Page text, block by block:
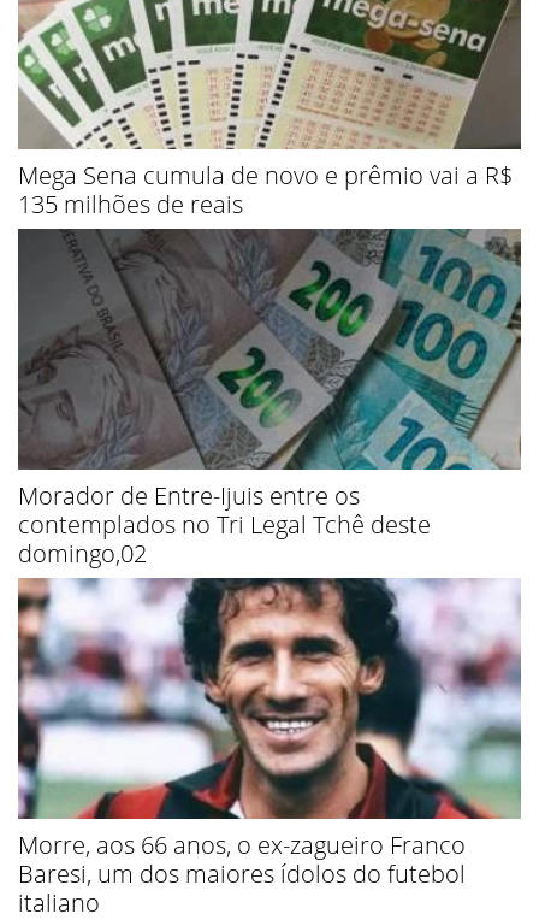
Mega Sena cumula de novo e prêmio vai a R$
135 milhões de reais
Morador de Entre-Ijuis entre os
contemplados no Tri Legal Tchê deste
domingo,02
Morre, aos 66 anos, o ex-zagueiro Franco
Baresi, um dos maiores ídolos do futebol
italiano